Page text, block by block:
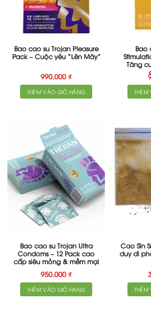
Bao cao su Trojan Pleasure
Pack – Cuộc yêu “Lên Mây”
990.000 ₫
THÊM VÀO GIỎ HÀNG
Bao
Tăng
Bao cao su Trojan Ultra
Condoms – 12 Pack cao
cấp siêu mỏng & mềm mại
950.000 ₫
THÊM VÀO GIỎ HÀNG
Cao Sìn
duy dì